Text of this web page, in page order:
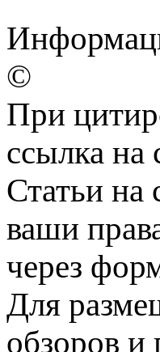
©
При
ссылка на
Статьи на
ваши
через
Для
обзоров и